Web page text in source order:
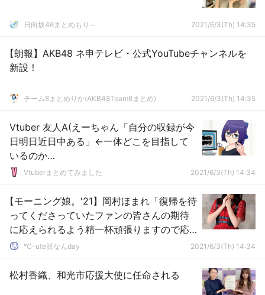
日向坂46まとめもり～ 2021/6/3(Th) 14:35
【朗報】AKB48 ネ申テレビ・公式YouTubeチャンネルを
新設！
チーム8まとめりか(AKB48Team8まとめ) 2021/6/3(Th) 14:35
Vtuber 友人A(えーちゃん「自分の収録が今
日明日近日中ある」←一体どこを目指して
いるのか…
Vtuberまとめてみました 2021/6/3(Th) 14:34
【モーニング娘。'21】岡村ほまれ「復帰を待
ってくださっていたファンの皆さんの期待
に応えられるよう精一杯頑張りますので応
援よろしくお願いします！」
℃-ute派なんday 2021/6/3(Th) 14:34
松村香織、和光市応援大使に任命される